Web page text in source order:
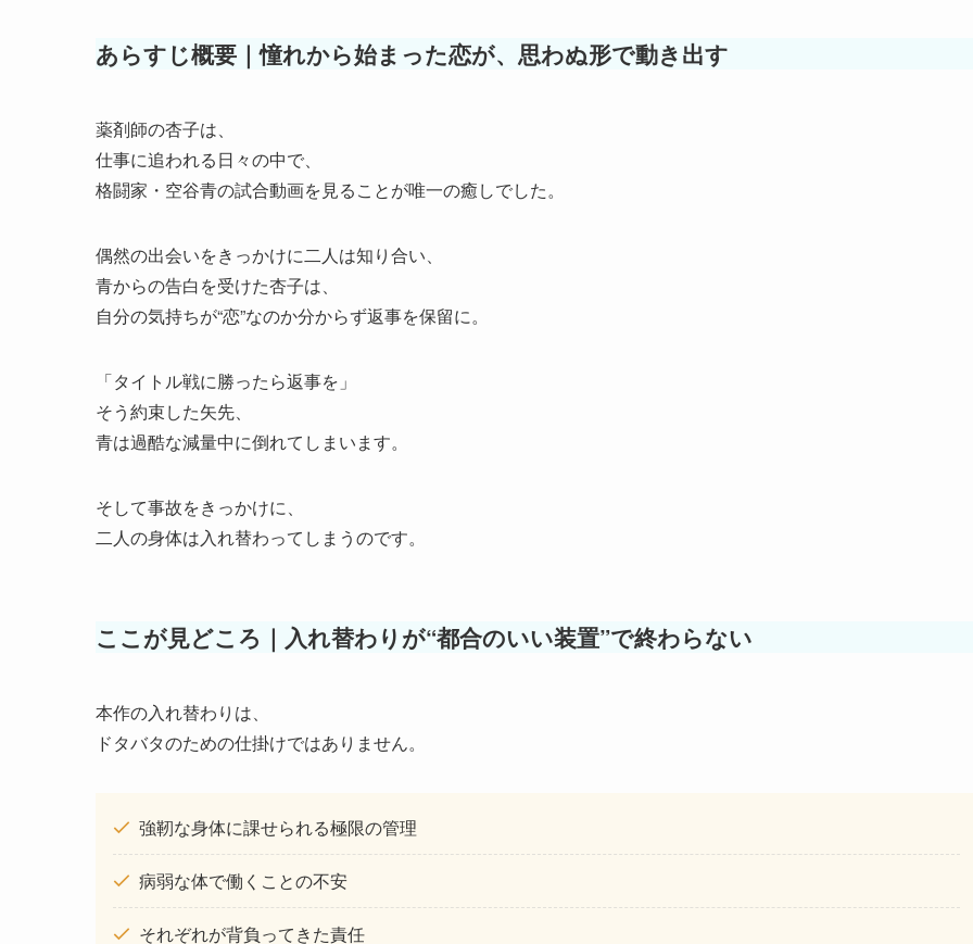
あらすじ概要｜憧れから始まった恋が、思わぬ形で動き出す
薬剤師の杏子は、
仕事に追われる日々の中で、
格闘家・空谷青の試合動画を見ることが唯一の癒しでした。
偶然の出会いをきっかけに二人は知り合い、
青からの告白を受けた杏子は、
自分の気持ちが“恋”なのか分からず返事を保留に。
「タイトル戦に勝ったら返事を」
そう約束した矢先、
青は過酷な減量中に倒れてしまいます。
そして事故をきっかけに、
二人の身体は入れ替わってしまうのです。
ここが見どころ｜入れ替わりが“都合のいい装置”で終わらない
本作の入れ替わりは、
ドタバタのための仕掛けではありません。
強靭な身体に課せられる極限の管理
病弱な体で働くことの不安
それぞれが背負ってきた責任